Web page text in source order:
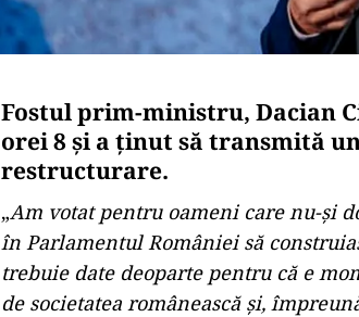
Fostul prim-ministru, Dacian
orei 8 și a ținut să transmită
restructurare.
„Am votat pentru oameni care nu-și
în Parlamentul României să
trebuie date deoparte pentru că e
de societatea românească și,